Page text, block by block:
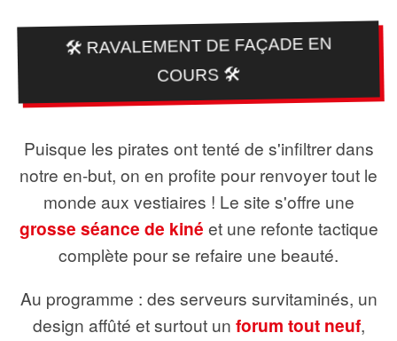
🛠️ RAVALEMENT DE FAÇADE EN
COURS 🛠️
Puisque les pirates ont tenté de s'infiltrer dans
notre en-but, on en profite pour renvoyer tout le
monde aux vestiaires ! Le site s'offre une
grosse séance de kiné et une refonte tactique
complète pour se refaire une beauté.
Au programme : des serveurs survitaminés, un
design affûté et surtout un forum tout neuf,